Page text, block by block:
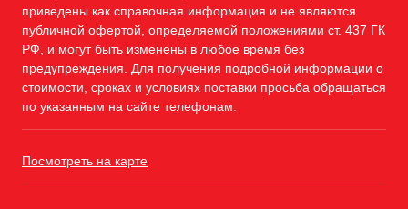
приведены как справочная информация и не являются
публичной офертой, определяемой положениями ст. 437 ГК
РФ, и могут быть изменены в любое время без
предупреждения. Для получения подробной информации о
стоимости, сроках и условиях поставки просьба обращаться
по указанным на сайте телефонам.
Посмотреть на карте